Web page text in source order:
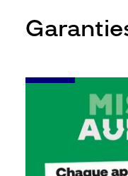
-